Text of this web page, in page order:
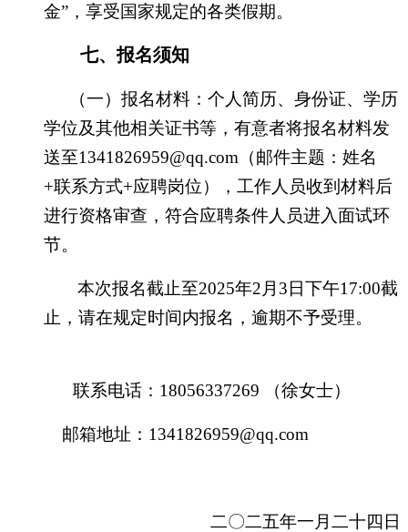
金”，享受国家规定的各类假期。
七、 报名须知
（一） 报名材料： 个人简历、 身份证、 学历
学位及其他相关证书等， 有意者将报名材料发
送至1341826959@qq.com （邮件主题：姓名
+联系方式+应聘岗位） ，工作人员收到材料后
进行资格审查 ，符合应聘条件人员进入面试环
节。
本次报名截止至2025年2 月 3 日下午17:00截
止，请在规定时间内报名，逾期不予受理。
联系电话 ： 18056337269 （徐女士）
邮箱地址： 1341826959@qq.com
二〇二五年一 月 二十四 日